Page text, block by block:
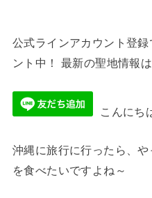
公式ラインアカウント登
ント中！ 最新の聖地情報
こんにち
沖縄に旅行に行ったら、
を食べたいですよね～